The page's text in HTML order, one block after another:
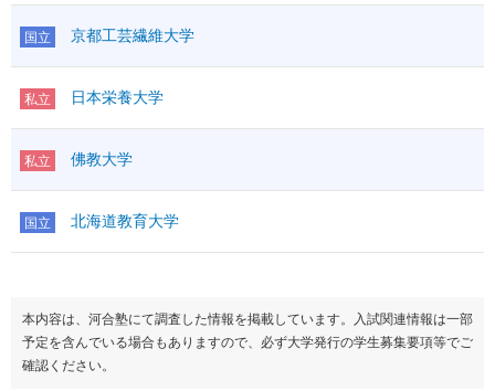
国立 京都工芸繊維大学
私立 日本栄養大学
私立 佛教大学
国立 北海道教育大学
本内容は、河合塾にて調査した情報を掲載しています。入試関連情報は一部
予定を含んでいる場合もありますので、必ず大学発行の学生募集要項等でご
確認ください。